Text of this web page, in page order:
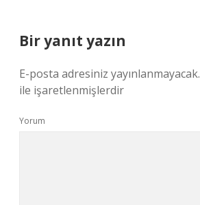
Bir yanıt yazın
E-posta adresiniz yayınlanmayacak.
ile işaretlenmişlerdir
Yorum